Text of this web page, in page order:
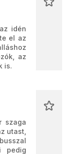
idén
el az
az
is.
szaga
utast,
pedig